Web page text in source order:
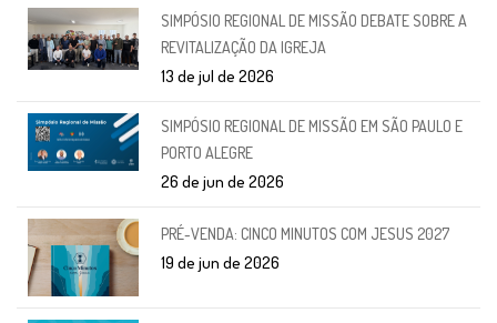
SIMPÓSIO REGIONAL DE MISSÃO DEBATE SOBRE A
REVITALIZAÇÃO DA IGREJA
13 de jul de 2026
SIMPÓSIO REGIONAL DE MISSÃO EM SÃO PAULO E
PORTO ALEGRE
26 de jun de 2026
PRÉ-VENDA: CINCO MINUTOS COM JESUS 2027
19 de jun de 2026